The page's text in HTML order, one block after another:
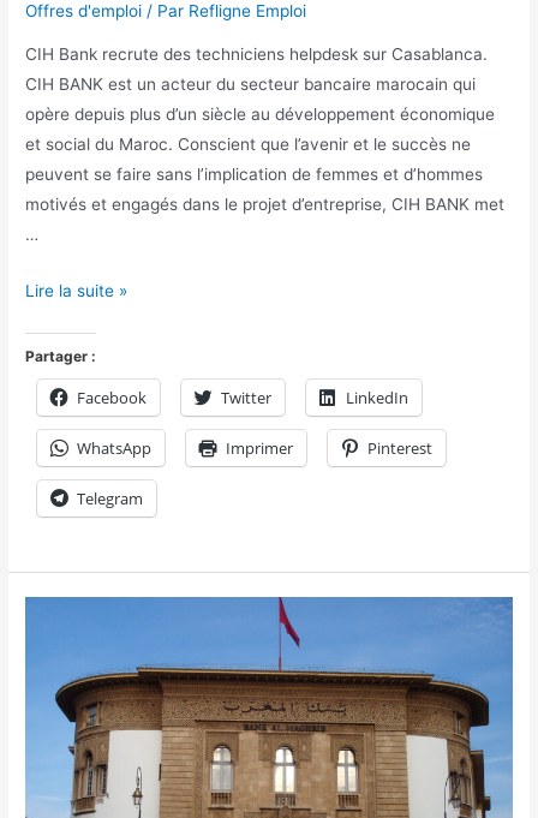
Offres d'emploi / Par Refligne Emploi
CIH Bank recrute des techniciens helpdesk sur Casablanca.
CIH BANK est un acteur du secteur bancaire marocain qui
opère depuis plus d’un siècle au développement économique
et social du Maroc. Conscient que l’avenir et le succès ne
peuvent se faire sans l’implication de femmes et d’hommes
motivés et engagés dans le projet d’entreprise, CIH BANK met
…
Lire la suite »
Partager :
Facebook Twitter LinkedIn
WhatsApp Imprimer Pinterest
Telegram